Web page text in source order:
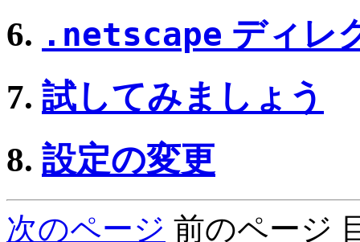
6. .netscape ディレ
7. 試してみましょう
8. 設定の変更
次のページ 前のページ